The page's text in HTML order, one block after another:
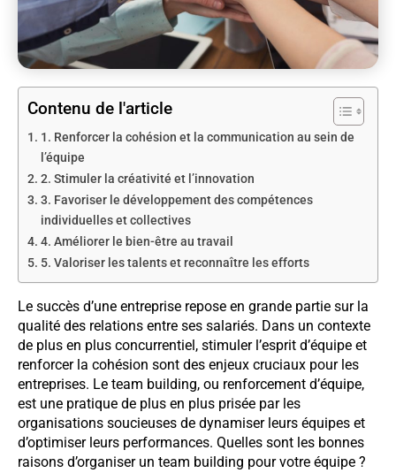
Contenu de l'article
1. Renforcer la cohésion et la communication au sein de
l’équipe
2. Stimuler la créativité et l’innovation
3. Favoriser le développement des compétences
individuelles et collectives
4. Améliorer le bien-être au travail
5. Valoriser les talents et reconnaître les efforts
Le succès d’une entreprise repose en grande partie sur la
qualité des relations entre ses salariés. Dans un contexte
de plus en plus concurrentiel, stimuler l’esprit d’équipe et
renforcer la cohésion sont des enjeux cruciaux pour les
entreprises. Le team building, ou renforcement d’équipe,
est une pratique de plus en plus prisée par les
organisations soucieuses de dynamiser leurs équipes et
d’optimiser leurs performances. Quelles sont les bonnes
raisons d’organiser un team building pour votre équipe ?